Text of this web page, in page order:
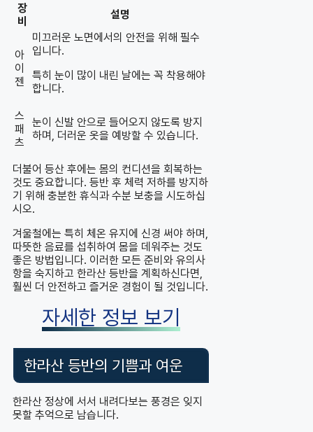
장
비
설명
아
이
젠
미끄러운 노면에서의 안전을 위해 필수
입니다.
특히 눈이 많이 내린 날에는 꼭 착용해야
합니다.
스
패
츠
눈이 신발 안으로 들어오지 않도록 방지
하며, 더러운 옷을 예방할 수 있습니다.
더불어 등산 후에는 몸의 컨디션을 회복하는
것도 중요합니다. 등반 후 체력 저하를 방지하
기 위해 충분한 휴식과 수분 보충을 시도하십
시오.
겨울철에는 특히 체온 유지에 신경 써야 하며,
따뜻한 음료를 섭취하여 몸을 데워주는 것도
좋은 방법입니다. 이러한 모든 준비와 유의사
항을 숙지하고 한라산 등반을 계획하신다면,
훨씬 더 안전하고 즐거운 경험이 될 것입니다.
자세한 정보 보기
한라산 등반의 기쁨과 여운
한라산 정상에 서서 내려다보는 풍경은 잊지
못할 추억으로 남습니다.